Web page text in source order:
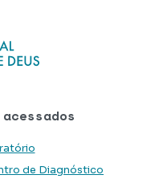
de Diagnóstico